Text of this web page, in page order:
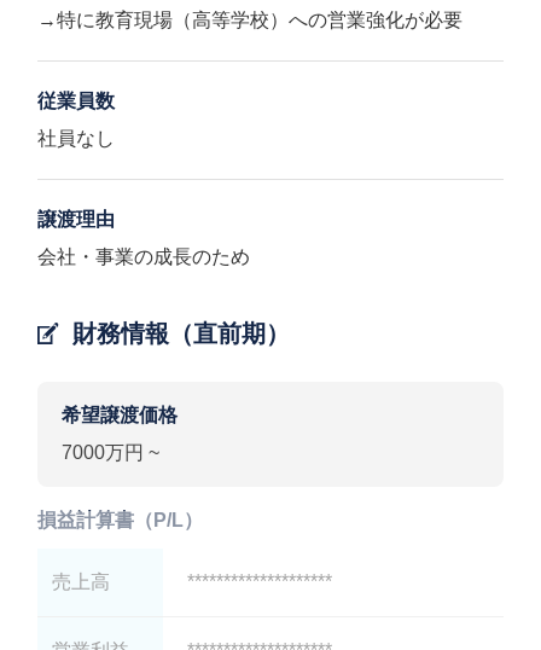
→特に教育現場（高等学校）への営業強化が必要
従業員数
社員なし
譲渡理由
会社・事業の成長のため
財務情報（直前期）
希望譲渡価格
7000万円 ~
損益計算書（P/L）
売上高 ********************